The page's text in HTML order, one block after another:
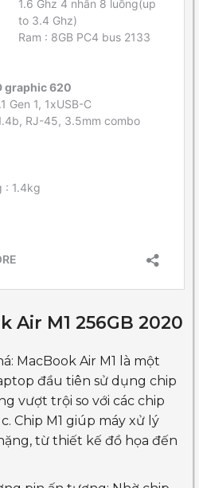
Air M1 256GB 2020
MacBook Air M1 là một
đầu tiên sử dụng chip
vượt trội so với các chip
Chip M1 giúp máy xử lý
từ thiết kế đồ họa đến